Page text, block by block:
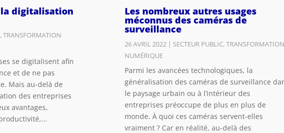
la digitalisation
,TRANSFORMATION
se digitalisent afin
et de ne pas
Mais au-delà de
des entreprises
avantages,
Les nombreux autres usages
méconnus des caméras de
surveillance
26 AVRIL 2022| SECTEUR PUBLIC,TRANSFORMATION
NUMÉRIQUE
Parmi les avancées technologiques, la
généralisation des caméras de surveillance
le paysage urbain ou à l’intérieur des
entreprises préoccupe de plus en plus de
monde. À quoi ces caméras servent-elles
vraiment ? Car en réalité, au-delà des